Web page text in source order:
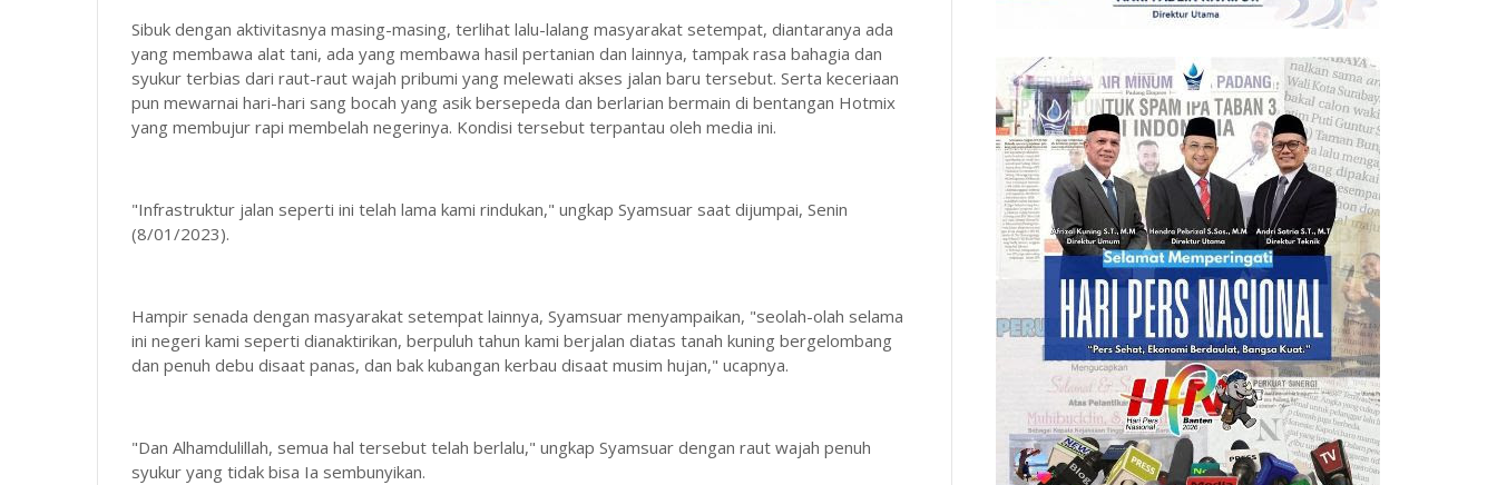
Sibuk dengan aktivitasnya masing-masing, terlihat lalu-lalang masyarakat setempat, diantaranya ada
yang membawa alat tani, ada yang membawa hasil pertanian dan lainnya, tampak rasa bahagia dan
syukur terbias dari raut-raut wajah pribumi yang melewati akses jalan baru tersebut. Serta keceriaan
pun mewarnai hari-hari sang bocah yang asik bersepeda dan berlarian bermain di bentangan Hotmix
yang membujur rapi membelah negerinya. Kondisi tersebut terpantau oleh media ini.
"Infrastruktur jalan seperti ini telah lama kami rindukan," ungkap Syamsuar saat dijumpai, Senin
(8/01/2023).
Hampir senada dengan masyarakat setempat lainnya, Syamsuar menyampaikan, "seolah-olah selama
ini negeri kami seperti dianaktirikan, berpuluh tahun kami berjalan diatas tanah kuning bergelombang
dan penuh debu disaat panas, dan bak kubangan kerbau disaat musim hujan," ucapnya.
"Dan Alhamdulillah, semua hal tersebut telah berlalu," ungkap Syamsuar dengan raut wajah penuh
syukur yang tidak bisa Ia sembunyikan.